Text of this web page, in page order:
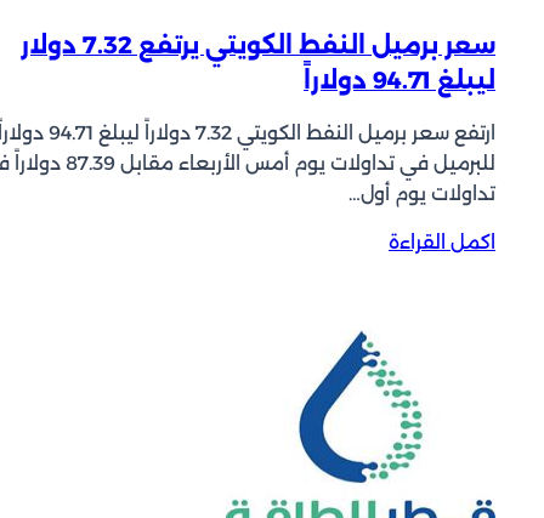
ز
م
ة
ي
ا
ل
أ
و
ط
ل
أ
و
و
ب
ي
ب
ل
ى
ع
سعر برميل النفط الكويتي يرتفع 7.32 دولار
ليبلغ 94.71 دولاراً
ارتفع سعر برميل النفط الكويتي 7.32 دولاراً ليبلغ 94.71 دولاراً
للبرميل في تداولات يوم أمس الأربعاء
تداولات يوم أول…
اكمل القراءة
:
ر
ل